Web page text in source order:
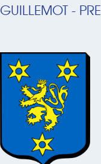
GUILLEMOT -